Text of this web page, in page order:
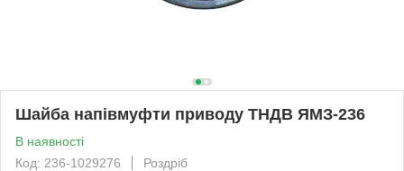
Шайба напівмуфти приводу ТНДВ ЯМЗ-236
В наявності
Код: 236-1029276
Роздріб